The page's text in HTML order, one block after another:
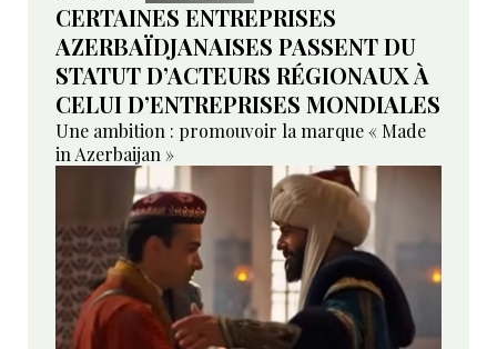
CERTAINES ENTREPRISES
AZERBAÏDJANAISES PASSENT DU
STATUT D’ACTEURS RÉGIONAUX À
CELUI D’ENTREPRISES MONDIALES
Une ambition : promouvoir la marque « Made
in Azerbaijan »